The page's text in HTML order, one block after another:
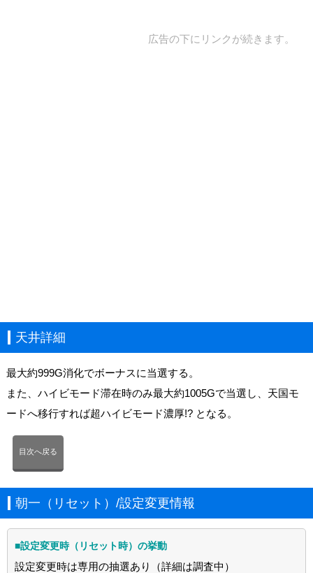
広告の下にリンクが続きます。
天井詳細
最大約999G消化でボーナスに当選する。
また、ハイビモード滞在時のみ最大約1005Gで当選し、天国モ
ードへ移行すれば超ハイビモード濃厚!? となる。
目次へ戻る
朝一（リセット）/設定変更情報
■設定変更時（リセット時）の挙動
設定変更時は専用の抽選あり（詳細は調査中）